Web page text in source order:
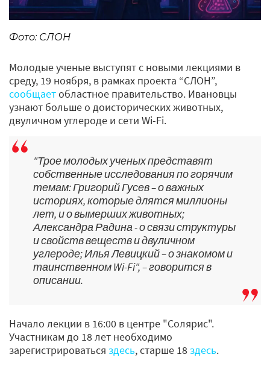
Фото: СЛОН
Молодые ученые выступят с новыми лекциями в
среду, 19 ноября, в рамках проекта “СЛОН”,
сообщаетобластное правительство. Ивановцы
узнают больше о доисторических животных,
двуличном углероде и сети Wi-Fi.
"Трое молодых ученых представят
собственные исследования по горячим
темам: Григорий Гусев – о важных
историях, которые длятся миллионы
лет, и о вымерших животных;
Александра Радина - о связи структуры
и свойств веществ и двуличном
углероде; Илья Левицкий – о знакомом и
таинственном Wi-Fi", – говорится в
описании.
Начало лекции в 16:00 в центре "Солярис".
Участникам до 18 лет необходимо
зарегистрироваться здесь, старше 18 здесь.